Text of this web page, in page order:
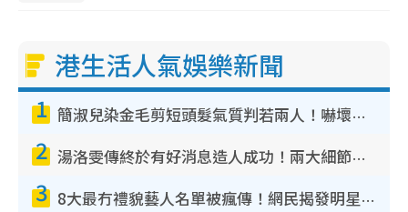
港生活人氣娛樂新聞
1 簡淑兒染金毛剪短頭髮氣質判若兩人！嚇壞老公麥大力都認唔出：「你做咩事？」
2 湯洛雯傳終於有好消息造人成功！兩大細節曝孕味極濃惹猜測：大肚婆先會咁！
3 8大最冇禮貌藝人名單被瘋傳！網民揭發明星真面目 一致數臭呢位係無品天花板？